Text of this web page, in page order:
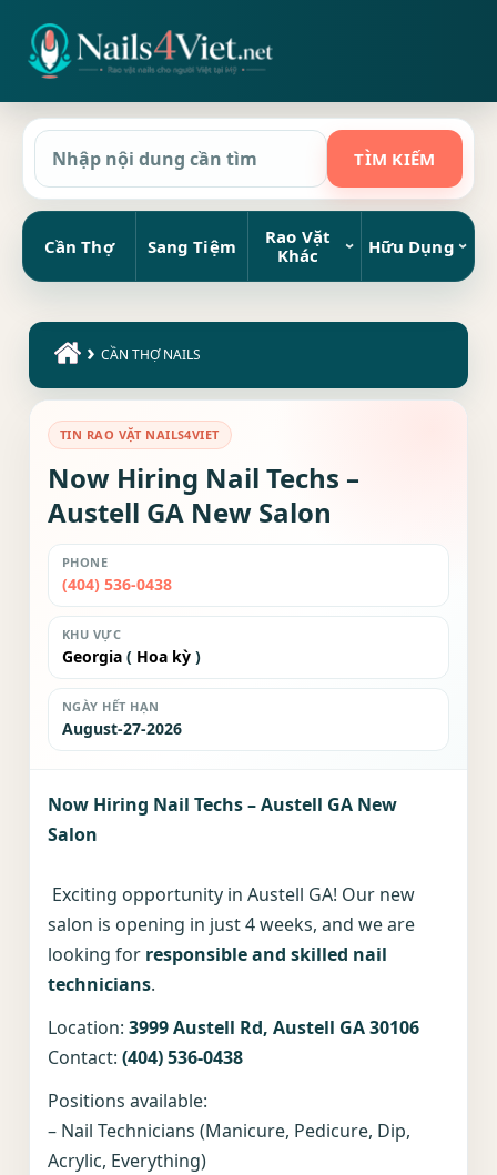
Cần Thợ Sang Tiệm
Rao Vặt
Khác
Hữu Dụng
› CẦN THỢ NAILS
TIN RAO VẶT NAILS4VIET
Now Hiring Nail Techs –
Austell GA New Salon
PHONE
(404) 536-0438
KHU VỰC
Georgia ( Hoa kỳ )
NGÀY HẾT HẠN
August-27-2026
Now Hiring Nail Techs – Austell GA New
Salon
Exciting opportunity in Austell GA! Our new
salon is opening in just 4 weeks, and we are
looking for responsible and skilled nail
technicians.
Location: 3999 Austell Rd, Austell GA 30106
Contact: (404) 536-0438
Positions available:
– Nail Technicians (Manicure, Pedicure, Dip,
Acrylic, Everything)